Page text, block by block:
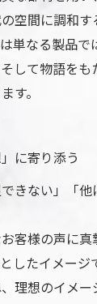
空間に調和
単なる製品
して物語を
す。
に寄り添う
できない」「
客様の声に
したイメー
理想のイメ